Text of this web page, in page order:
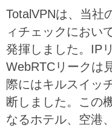
TotalVPNは、当社
ィチェックにおい
発揮しました。IP
WebRTCリークは
際にはキルスイッ
断しました。この
なるホテル、空港